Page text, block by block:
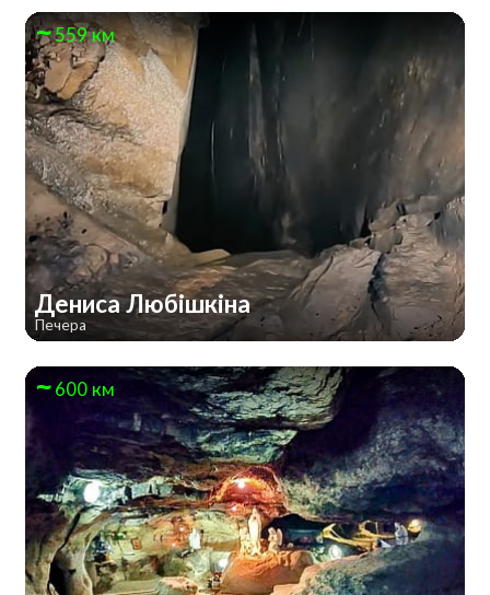
559 км
Дениса Любішкіна
Печера
600 км